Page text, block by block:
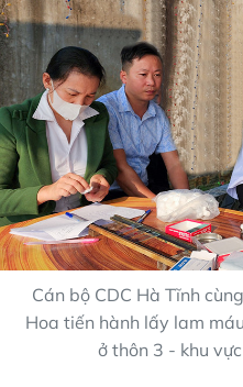
Cán bộ CDC Hà Tĩnh
Hoa tiến hành lấy lam
ở thôn 3 - khu